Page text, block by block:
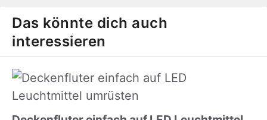
Das könnte dich auch
interessieren